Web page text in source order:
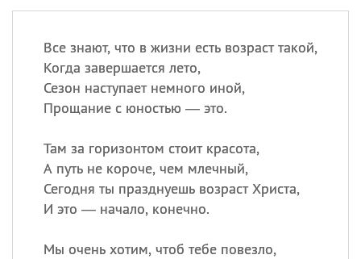
Все знают, что в жизни есть возраст такой,
Когда завершается лето,
Сезон наступает немного иной,
Прощание с юностью — это.
Там за горизонтом стоит красота,
А путь не короче, чем млечный,
Сегодня ты празднуешь возраст Христа,
И это — начало, конечно.
Мы очень хотим, чтоб тебе повезло,